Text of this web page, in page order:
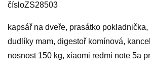
čísloZS28503
kapsář na dveře, prasátko pokladnička,
dudlíky mam, digestoř komínová,
nosnost 150 kg, xiaomi redmi note 5a